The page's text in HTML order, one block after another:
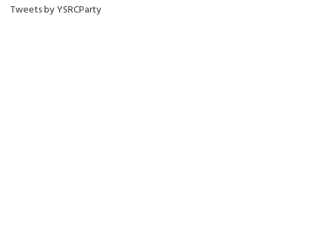
Tweets by YSRCParty